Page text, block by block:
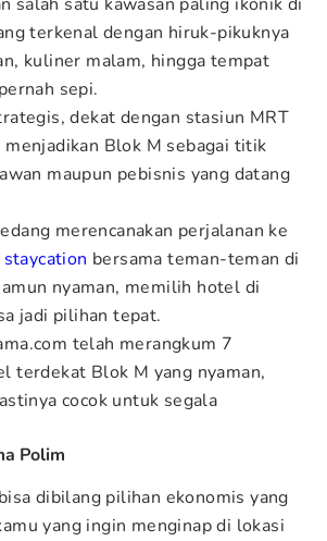
terkenal dengan hiruk-pikuknya
kuliner malam, hingga tempat
sepi.
dekat dengan stasiun MRT
Blok M sebagai titik
maupun pebisnis yang datang
merencanakan perjalanan ke
staycation bersama teman-teman di
nyaman, memilih hotel di
jadi pilihan tepat.
telah merangkum 7
terdekat Blok M yang nyaman,
cocok untuk segala
Polim
dibilang pilihan ekonomis yang
yang ingin menginap di lokasi